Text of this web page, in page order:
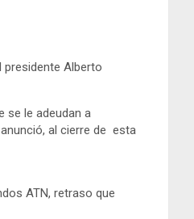
presidente Alberto
se le adeudan a
al cierre de esta
ATN, retraso que